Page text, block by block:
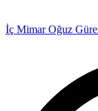
İç Mimar Oğuz